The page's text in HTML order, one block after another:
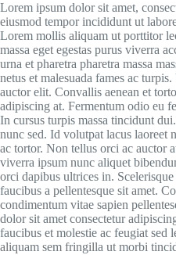
Lorem ipsum dolor sit amet,
eiusmod tempor incididunt ut
Lorem mollis aliquam ut porttitor
massa eget egestas purus viverra
urna et pharetra pharetra massa
netus et malesuada fames ac
auctor elit. Convallis aenean et
adipiscing at. Fermentum odio eu
In cursus turpis massa tincidunt
nunc sed. Id volutpat lacus laoreet
ac tortor. Non tellus orci ac auctor
viverra ipsum nunc aliquet
orci dapibus ultrices in.
faucibus a pellentesque sit amet.
condimentum vitae sapien
dolor sit amet consectetur
faucibus et molestie ac feugiat sed
aliquam sem fringilla ut morbi